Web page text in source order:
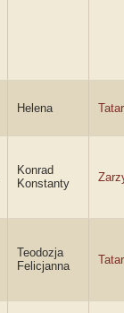
Helena
Konrad
Konstanty
Teodozja
Felicjanna